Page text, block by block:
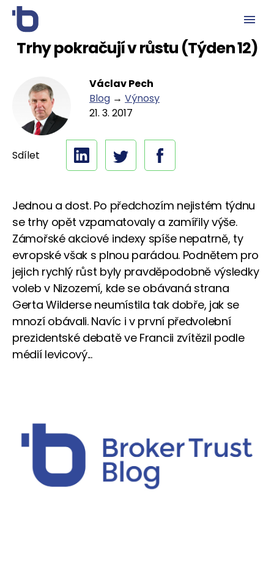
Trhy pokračují v růstu (Týden 12)
Václav Pech
Blog → Výnosy
21. 3. 2017
Sdílet
Jednou a dost. Po předchozím nejistém týdnu
se trhy opět vzpamatovaly a zamířily výše.
Zámořské akciové indexy spíše nepatrně, ty
evropské však s plnou parádou. Podnětem pro
jejich rychlý růst byly pravděpodobně výsledky
voleb v Nizozemí, kde se obávaná strana
Gerta Wilderse neumístila tak dobře, jak se
mnozí obávali. Navíc i v první předvolební
prezidentské debatě ve Francii zvítězil podle
médií levicový...